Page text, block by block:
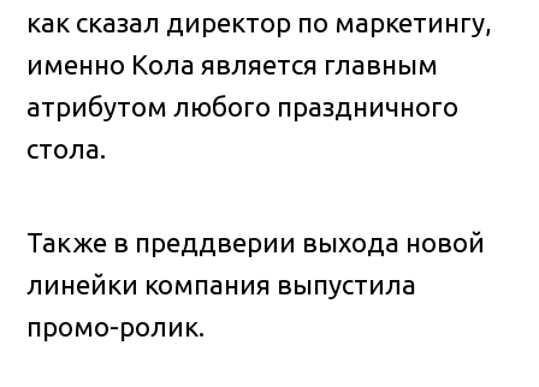
как сказал директор по маркетингу,
именно Кола является главным
атрибутом любого праздничного
стола.
Также в преддверии выхода новой
линейки компания выпустила
промо-ролик.